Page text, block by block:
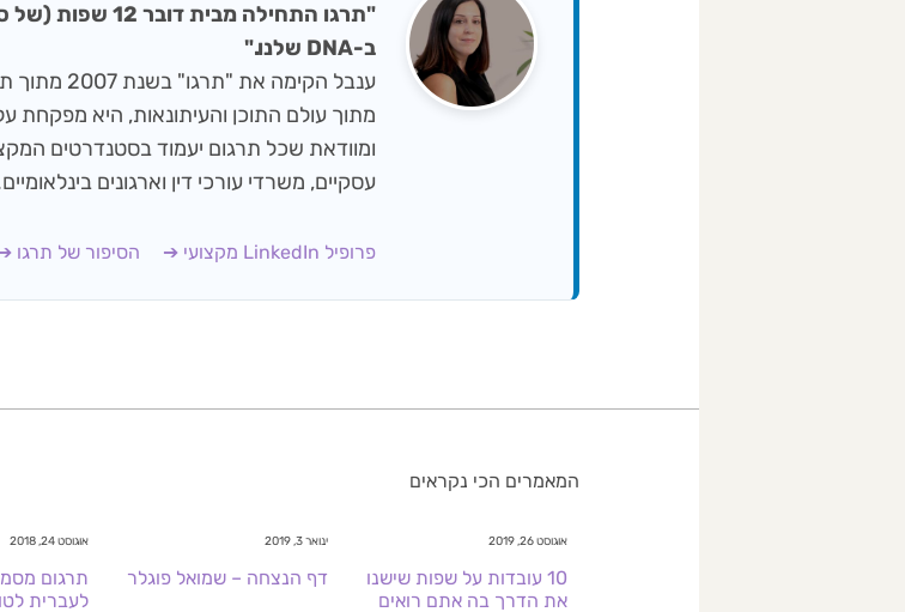
"תרגו התחילה
ב-DNA שלנו."
ענבל
ומוודאת שכל תרגום יעמוד בסטנדרטים
עסקיים, משרדי עורכי דין וארגונים
פרופיל LinkedIn מקצועי ➔ הסיפור של תרגו
המאמרים הכי נקראים
אוגוסט 26, 2019
10 עובדות על שפות שישנו
את הדרך בה אתם רואים
ינואר 3, 2019
דף הנצחה – שמואל פוגלר
אוגוסט 24, 2018
תרגום
לעברית